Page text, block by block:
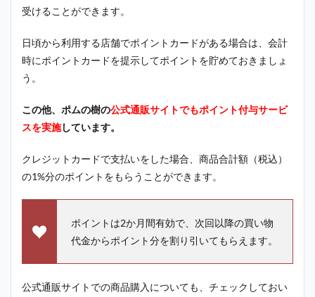
受けることができます。
日頃から利用する店舗でポイントカードがある場合は、会計
時にポイントカードを提示してポイントを貯めておきましょ
う。
この他、ポムの樹の公式通販サイトでもポイント付与サービ
スを実施しています。
クレジットカードで支払いをした場合、商品合計額（税込）
の1%分のポイントをもらうことができます。
ポイントは2か月間有効で、次回以降の買い物
代金からポイント分を割り引いてもらえます。
公式通販サイトでの商品購入についても、チェックしておい